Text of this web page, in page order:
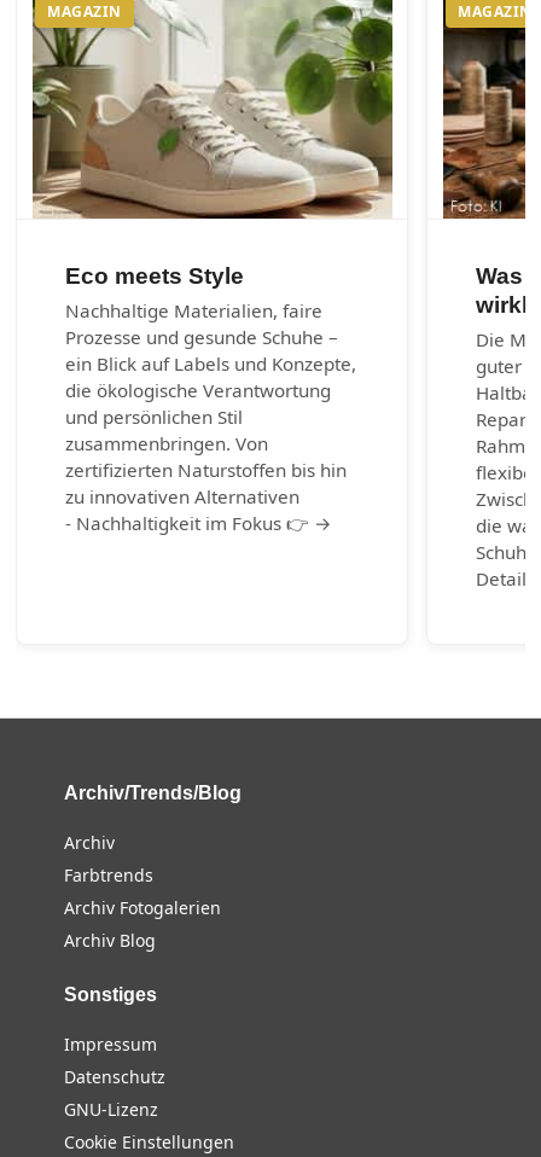
MAGAZIN
Eco meets Style
Nachhaltige Materialien, faire
Prozesse und gesunde Schuhe –
ein Blick auf Labels und Konzepte,
die ökologische Verantwortung
und persönlichen Stil
zusammenbringen. Von
zertifizierten Naturstoffen bis hin
zu innovativen Alternativen
- Nachhaltigkeit im Fokus 👉 →
MAGAZIN
Was
Die
guter
flexibel
die
Detail
Archiv/Trends/Blog
Archiv
Farbtrends
Archiv Fotogalerien
Archiv Blog
Sonstiges
Impressum
Datenschutz
GNU-Lizenz
Cookie Einstellungen